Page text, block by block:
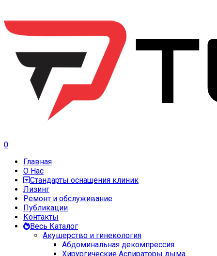
0
Главная
О Нас
Стандарты оснащения клиник
Лизинг
Ремонт и обслуживание
Публикации
Контакты
Весь Каталог
Акушерство и гинекология
Абдоминальная декомпрессия
Хирургические Аспираторы дыма